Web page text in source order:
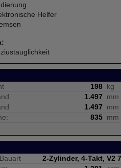
Helfer
198 kg
1.497
mm
1.497
mm
835 mm
2-Zylinder, 4-Takt, V2